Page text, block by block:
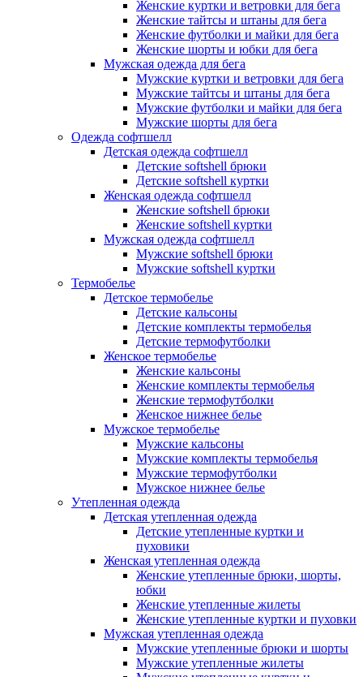
Женские куртки и ветровки для бега
Женские тайтсы и штаны для бега
Женские футболки и майки для бега
Женские шорты и юбки для бега
Мужская одежда для бега
Мужские куртки и ветровки для бега
Мужские тайтсы и штаны для бега
Мужские футболки и майки для бега
Мужские шорты для бега
Одежда софтшелл
Детская одежда софтшелл
Детские softshell брюки
Детские softshell куртки
Женская одежда софтшелл
Женские softshell брюки
Женские softshell куртки
Мужская одежда софтшелл
Мужские softshell брюки
Мужские softshell куртки
Термобелье
Детское термобелье
Детские кальсоны
Детские комплекты термобелья
Детские термофутболки
Женское термобелье
Женские кальсоны
Женские комплекты термобелья
Женские термофутболки
Женское нижнее белье
Мужское термобелье
Мужские кальсоны
Мужские комплекты термобелья
Мужские термофутболки
Мужское нижнее белье
Утепленная одежда
Детская утепленная одежда
Детские утепленные куртки и
пуховики
Женская утепленная одежда
Женские утепленные брюки, шорты,
юбки
Женские утепленные жилеты
Женские утепленные куртки и пуховки
Мужская утепленная одежда
Мужские утепленные брюки и шорты
Мужские утепленные жилеты